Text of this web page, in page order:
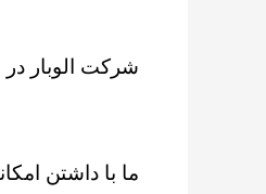
شرکت الوبار
ما با داشتن